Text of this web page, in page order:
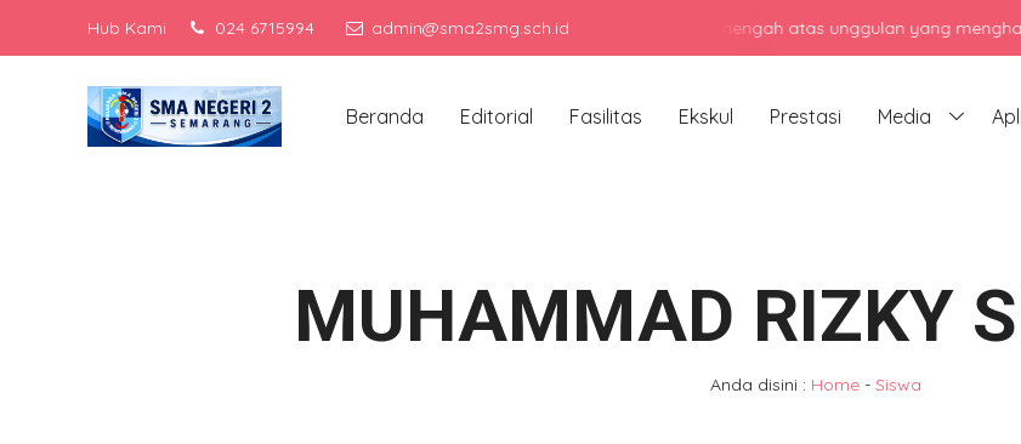
Hub Kami 024 6715994 admin@sma2smg.sch.idMenjadi sekolah menengah atas unggulan yang
Beranda Editorial Fasilitas Ekskul Prestasi Media
MUHAMMAD RIZKY
Anda disini : Home - Siswa